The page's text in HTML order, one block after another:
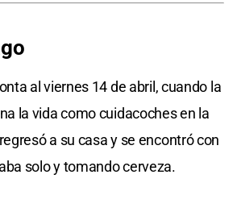
al viernes 14 de abril, cuando la
la vida como cuidacoches en la
a su casa y se encontró con
solo y tomando cerveza.